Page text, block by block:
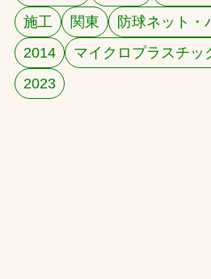
お問合せ
お取引先の皆様へ
施工
関東
防球ネット・
2014
マイクロプラスチッ
2023